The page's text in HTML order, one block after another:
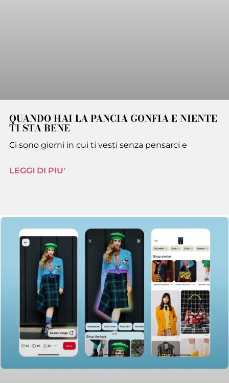
QUANDO HAI LA PANCIA GONFIA E NIENTE
TI STA BENE
Ci sono giorni in cui ti vesti senza pensarci e
LEGGI DI PIU'